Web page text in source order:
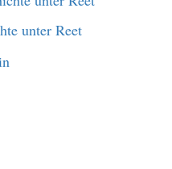
unter Reet